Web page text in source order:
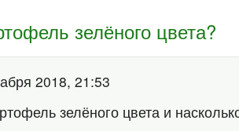
зелёного цвета?
2018, 21:53
зелёного цвета и